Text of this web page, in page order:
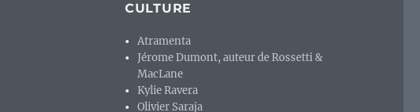
CULTURE
Atramenta
Jérome Dumont, auteur de Rossetti &
MacLane
Kylie Ravera
Olivier Saraja